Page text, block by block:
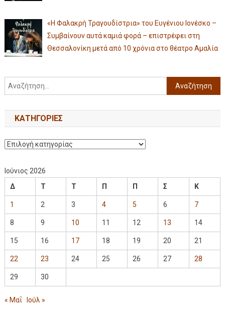
«Η Φαλακρή Τραγουδίστρια» του Ευγένιου Ιονέσκο –
Συμβαίνουν αυτά καμιά φορά – επιστρέφει στη
Θεσσαλονίκη μετά από 10 χρόνια στο θέατρο Αμαλία
KΑΤΗΓΟΡΊΕΣ
Ιούνιος 2026
Δ
Τ Τ Π Π Σ Κ
1 2 3 4 5 6 7
8 9 10 11 12 13 14
15 16 17 18 19 20 21
22 23 24 25 26 27 28
29 30
« Μαΐ Ιούλ »